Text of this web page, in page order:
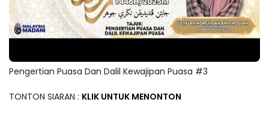
Pengertian Puasa Dan Dalil Kewajipan Puasa #3
TONTON SIARAN : KLIK UNTUK MENONTON